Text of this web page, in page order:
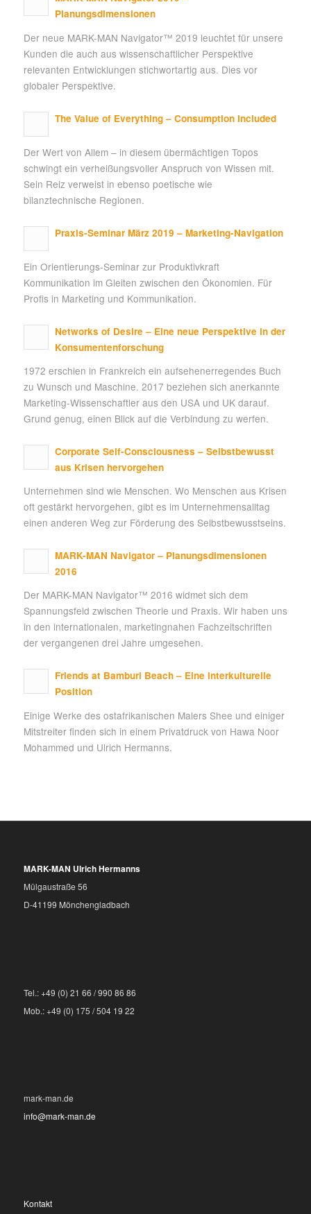
Planungsdimensionen
Der neue MARK-MAN Navigator™ 2019 leuchtet für unsere
Kunden die auch aus wissenschaftlicher Perspektive
relevanten Entwicklungen stichwortartig aus. Dies vor
globaler Perspektive.
The Value of Everything – Consumption Included
Der Wert von Allem – in diesem übermächtigen Topos
schwingt ein verheißungsvoller Anspruch von Wissen mit.
Sein Reiz verweist in ebenso poetische wie
bilanztechnische Regionen.
Praxis-Seminar März 2019 – Marketing-Navigation
Ein Orientierungs-Seminar zur Produktivkraft
Kommunikation im Gleiten zwischen den Ökonomien. Für
Profis in Marketing und Kommunikation.
Networks of Desire – Eine neue Perspektive in der
Konsumentenforschung
1972 erschien in Frankreich ein aufsehenerregendes Buch
zu Wunsch und Maschine. 2017 beziehen sich anerkannte
Marketing-Wissenschaftler aus den USA und UK darauf.
Grund genug, einen Blick auf die Verbindung zu werfen.
Corporate Self-Consciousness – Selbstbewusst
aus Krisen hervorgehen
Unternehmen sind wie Menschen. Wo Menschen aus Krisen
oft gestärkt hervorgehen, gibt es im Unternehmensalltag
einen anderen Weg zur Förderung des Selbstbewusstseins.
MARK-MAN Navigator – Planungsdimensionen
2016
Der MARK-MAN Navigator™ 2016 widmet sich dem
Spannungsfeld zwischen Theorie und Praxis. Wir haben uns
in den internationalen, marketingnahen Fachzeitschriften
der vergangenen drei Jahre umgesehen.
Friends at Bamburi Beach – Eine interkulturelle
Position
Einige Werke des ostafrikanischen Malers Shee und einiger
Mitstreiter finden sich in einem Privatdruck von Hawa Noor
Mohammed und Ulrich Hermanns.
MARK-MAN Ulrich Hermanns
Mülgaustraße 56
D-41199 Mönchengladbach
Tel.: +49 (0) 21 66 / 990 86 86
Mob.: +49 (0) 175 / 504 19 22
mark-man.de
info@mark-man.de
Kontakt